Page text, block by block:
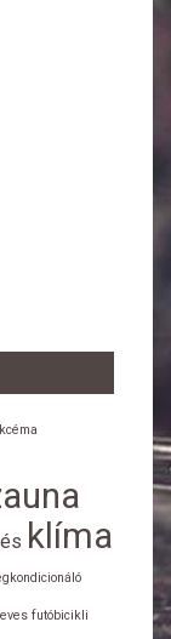
klíma
futóbicikli